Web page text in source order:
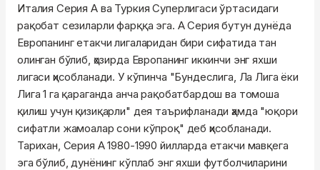
Италия Серия А ва Туркия Суперлигаси ўртасидаги
рақобат сезиларли фарққа эга. А Серия бутун дунёда
Европанинг етакчи лигаларидан бири сифатида тан
олинган бўлиб, ҳозирда Европанинг иккинчи энг яхши
лигаси ҳисобланади. У кўпинча "Бундеслига, Ла Лига ёки
Лига 1 га қараганда анча рақобатбардош ва томоша
қилиш учун қизиқарли" дея таърифланади ҳамда "юқори
сифатли жамоалар сони кўпроқ" деб ҳисобланади.
Тарихан, Серия А 1980-1990 йилларда етакчи мавқега
эга бўлиб, дунёнинг кўплаб энг яхши футболчиларини